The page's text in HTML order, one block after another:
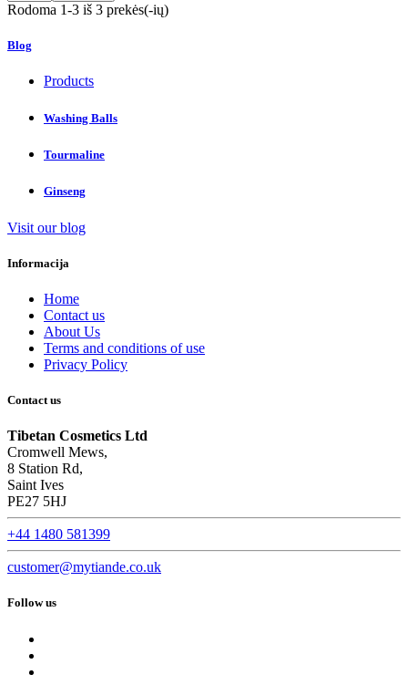
Rodoma 1-3 iš 3 prekės(-ių)
Blog
Products
Washing Balls
Tourmaline
Ginseng
Visit our blog
Informacija
Home
Contact us
About Us
Terms and conditions of use
Privacy Policy
Contact us
Tibetan Cosmetics Ltd
Cromwell Mews,
8 Station Rd,
Saint Ives
PE27 5HJ
+44 1480 581399
customer@mytiande.co.uk
Follow us